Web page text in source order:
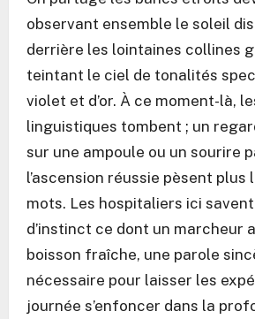
observant ensemble le soleil
derrière les lointaines collines
teintant le ciel de tonalités
violet et d’or. À ce moment-là,
linguistiques tombent ; un
sur une ampoule ou un sourire
l’ascension réussie pèsent plus
mots. Les hospitaliers ici
d’instinct ce dont un marcheur
boisson fraîche, une parole
nécessaire pour laisser les
journée s’enfoncer dans la